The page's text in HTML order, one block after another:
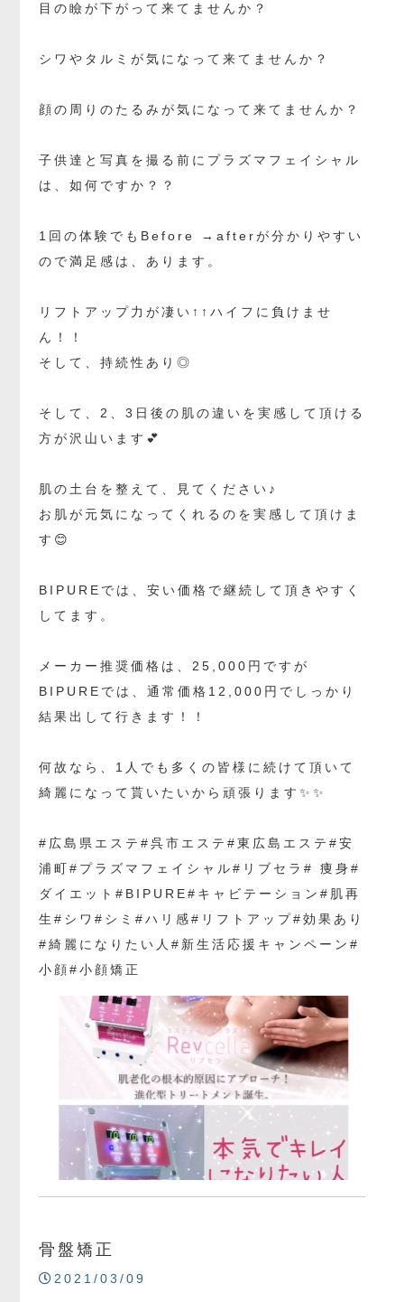
目の瞼が下がって来てませんか？
シワやタルミが気になって来てませんか？
顔の周りのたるみが気になって来てませんか？
子供達と写真を撮る前にプラズマフェイシャル
は、如何ですか？？
1回の体験でもBefore →afterが分かりやすい
ので満足感は、あります。
リフトアップ力が凄い↑↑ハイフに負けませ
ん！！
そして、持続性あり◎
そして、2、3日後の肌の違いを実感して頂ける
方が沢山います💕
肌の土台を整えて、見てください♪
お肌が元気になってくれるのを実感して頂けま
す😊
BIPUREでは、安い価格で継続して頂きやすく
してます。
メーカー推奨価格は、25,000円ですが
BIPUREでは、通常価格12,000円でしっかり
結果出して行きます！！
何故なら、1人でも多くの皆様に続けて頂いて
綺麗になって貰いたいから頑張ります✨✨
#広島県エステ#呉市エステ#東広島エステ#安
浦町#プラズマフェイシャル#リブセラ# 痩身#
ダイエット#BIPURE#キャビテーション#肌再
生#シワ#シミ#ハリ感#リフトアップ#効果あり
#綺麗になりたい人#新生活応援キャンペーン#
小顔#小顔矯正
骨盤矯正
2021/03/09